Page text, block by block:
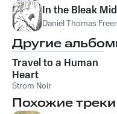
In the Bleak
Daniel Thomas
Другие
Travel to a Human
Heart
Strom Noir
Похожие треки